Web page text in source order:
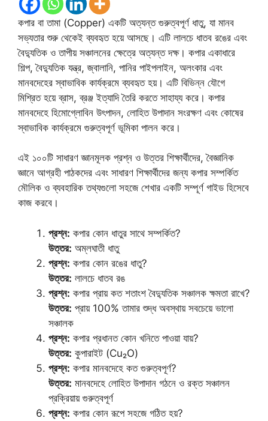
কপার বা তামা (Copper) একটি অত্যন্ত গুরুত্বপূর্ণ ধাতু, যা মানব
সভ্যতার শুরু থেকেই ব্যবহৃত হয়ে আসছে। এটি লালচে ধাতব রঙের এবং
বৈদ্যুতিক ও তাপীয় সঞ্চালনের ক্ষেত্রে অত্যন্ত দক্ষ। কপার একাধারে
শিল্প, বৈদ্যুতিক যন্ত্র, জ্বালানি, পানির পাইপলাইন, অলংকার এবং
মানবদেহের স্বাভাবিক কার্যক্রমে ব্যবহৃত হয়। এটি বিভিন্ন যৌগে
মিশ্রিত হয়ে ব্রাস, ব্রঞ্জ ইত্যাদি তৈরি করতে সাহায্য করে। কপার
মানবদেহে হিমোগ্লোবিন উৎপাদন, লোহিত উপাদান সংরক্ষণ এবং কোষের
স্বাভাবিক কার্যক্রমে গুরুত্বপূর্ণ ভূমিকা পালন করে।
এই ১০০টি সাধারণ জ্ঞানমূলক প্রশ্ন ও উত্তর শিক্ষার্থীদের, বৈজ্ঞানিক
জ্ঞানে আগ্রহী পাঠকদের এবং সাধারণ শিক্ষার্থীদের জন্য কপার সম্পর্কিত
মৌলিক ও ব্যবহারিক তথ্যগুলো সহজে শেখার একটি সম্পূর্ণ গাইড হিসেবে
কাজ করবে।
প্রশ্ন: কপার কোন ধাতুর সাথে সম্পর্কিত?
উত্তর: অম্লঘাতী ধাতু
প্রশ্ন: কপার কোন রঙের ধাতু?
উত্তর: লালচে ধাতব রঙ
প্রশ্ন: কপার প্রায় কত শতাংশ বৈদ্যুতিক সঞ্চালক ক্ষমতা রাখে?
উত্তর: প্রায় 100% তামার শুদ্ধ অবস্থায় সবচেয়ে ভালো
সঞ্চালক
প্রশ্ন: কপার প্রধানত কোন খনিতে পাওয়া যায়?
উত্তর: কুপারাইট (Cu₂O)
প্রশ্ন: কপার মানবদেহে কত গুরুত্বপূর্ণ?
উত্তর: মানবদেহে লোহিত উপাদান গঠনে ও রক্ত সঞ্চালন
প্রক্রিয়ায় গুরুত্বপূর্ণ
প্রশ্ন: কপার কোন রূপে সহজে গঠিত হয়?